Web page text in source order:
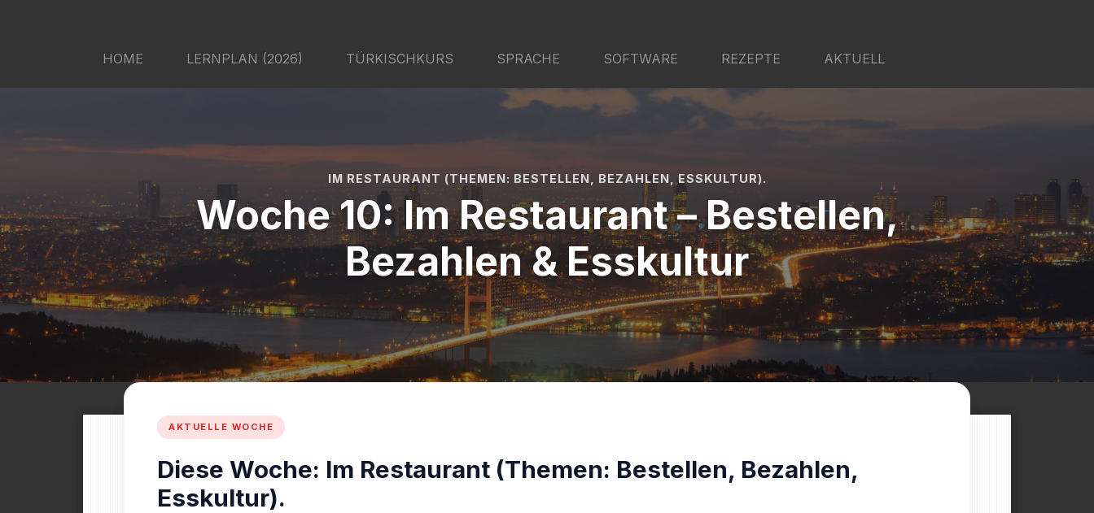
HOME LERNPLAN (2026) TÜRKISCHKURS SPRACHE SOFTWARE REZEPTE AKTUELL
IM RESTAURANT (THEMEN: BESTELLEN, BEZAHLEN, ESSKULTUR).
Woche 10: Im Restaurant – Bestellen,
Bezahlen & Esskultur
Diese Woche: Im Restaurant (Themen: Bestellen, Bezahlen,
Esskultur).